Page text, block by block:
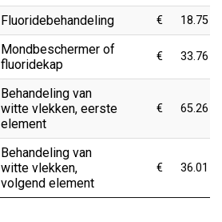
Fluoridebehandeling € 18.75
Mondbeschermer of
fluoridekap
€ 33.76
Behandeling van
witte vlekken, eerste
element
€ 65.26
Behandeling van
witte vlekken,
volgend element
€ 36.01